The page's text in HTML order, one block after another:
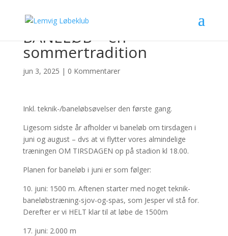
BANELØB – en
sommertradition
jun 3, 2025 | 0 Kommentarer
Inkl. teknik-/baneløbsøvelser den første gang.
Ligesom sidste år afholder vi baneløb om tirsdagen i
juni og august – dvs at vi flytter vores almindelige
træningen OM TIRSDAGEN op på stadion kl 18.00.
Planen for baneløb i juni er som følger:
10. juni: 1500 m. Aftenen starter med noget teknik-
baneløbstræning-sjov-og-spas, som Jesper vil stå for.
Derefter er vi HELT klar til at løbe de 1500m
17. juni: 2.000 m